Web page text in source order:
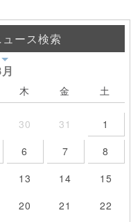
ース検索
木 金 土
30 31
1
6 7
8
13 14
15
20 21
22